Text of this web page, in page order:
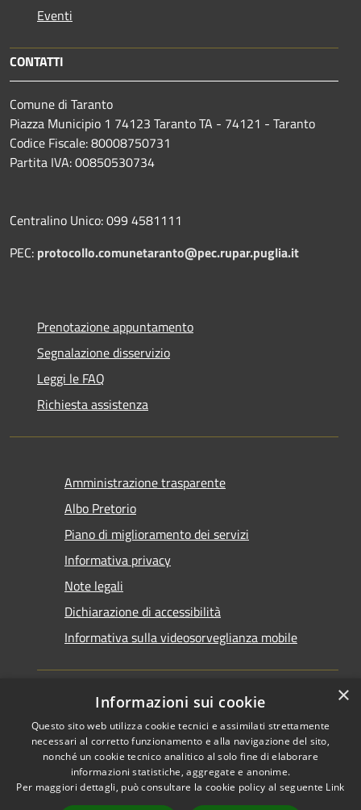
Eventi
CONTATTI
Comune di Taranto
Piazza Municipio 1 74123 Taranto TA - 74121 - Taranto
Codice Fiscale: 80008750731
Partita IVA: 00850530734
Centralino Unico: 099 4581111
PEC: protocollo.comunetaranto@pec.rupar.puglia.it
Prenotazione appuntamento
Segnalazione disservizio
Leggi le FAQ
Richiesta assistenza
Amministrazione trasparente
Albo Pretorio
Piano di miglioramento dei servizi
Informativa privacy
Note legali
Dichiarazione di accessibilità
Informativa sulla videosorveglianza mobile
RSS
Accessibilità
Cookie
Copyright © 2026 • Comune di
Taranto • Powered by
Municipium•Accesso
redazione
×
Informazioni sui cookie
Questo sito web utilizza cookie tecnici e assimilati strettamente
necessari al corretto funzionamento e alla navigazione del sito,
nonché un cookie tecnico analitico al solo fine di elaborare
informazioni statistiche, aggregate e anonime.
Per maggiori dettagli, può consultare la cookie policy al seguente Link